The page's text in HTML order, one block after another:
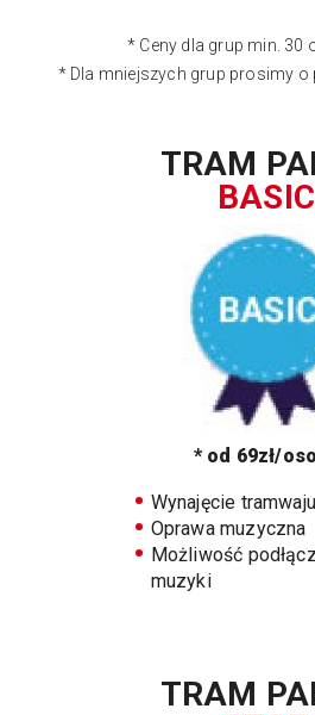
* Ceny dla grup min. 30
* Dla mniejszych grup prosimy o
TRAM
BASIC
* od 69zł/
Wynajęcie
Oprawa muzyczna
Możliwość
muzyki
TRAM